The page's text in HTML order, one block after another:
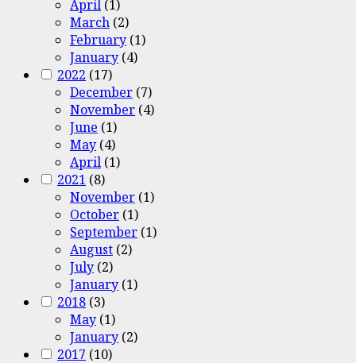
April (1)
March (2)
February (1)
January (4)
2022 (17)
December (7)
November (4)
June (1)
May (4)
April (1)
2021 (8)
November (1)
October (1)
September (1)
August (2)
July (2)
January (1)
2018 (3)
May (1)
January (2)
2017 (10)